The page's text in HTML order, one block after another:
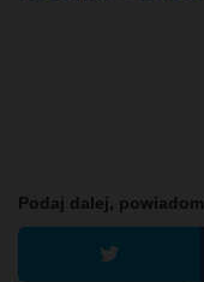
Podaj dalej,